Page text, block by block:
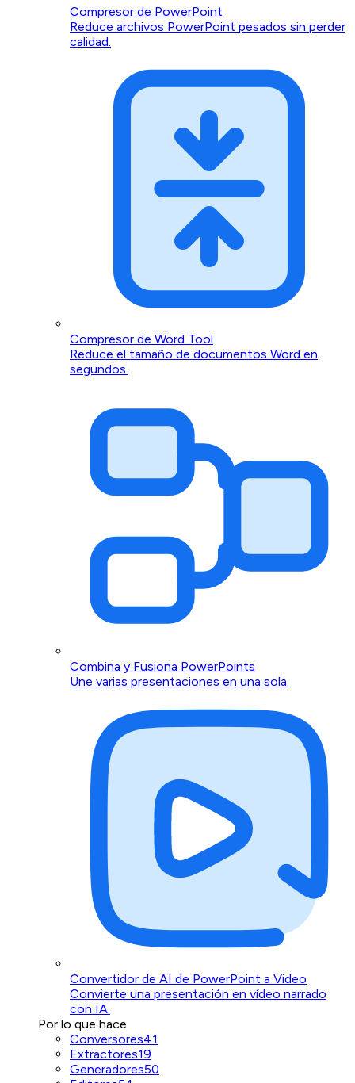
Compresor de PowerPoint
Reduce archivos PowerPoint pesados sin perder
calidad.
Compresor de Word Tool
Reduce el tamaño de documentos Word en
segundos.
Combina y Fusiona PowerPoints
Une varias presentaciones en una sola.
Convertidor de AI de PowerPoint a Video
Convierte una presentación en vídeo narrado
con IA.
Por lo que hace
Conversores41
Extractores19
Generadores50